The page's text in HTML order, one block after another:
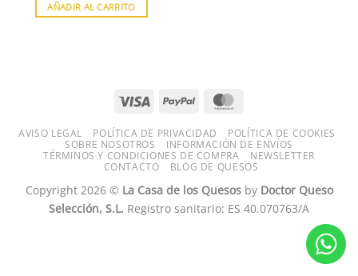
AÑADIR AL CARRITO
AVISO LEGAL POLÍTICA DE PRIVACIDAD
POLÍTICA DE COOKIES
SOBRE NOSOTROS
INFORMACIÓN DE ENVÍOS
TÉRMINOS Y CONDICIONES DE COMPRA
NEWSLETTER
CONTACTO
BLOG DE QUESOS
Copyright 2026 © La Casa de los Quesosby Doctor Queso
Selección, S.L. Registro sanitario: ES 40.070763/A